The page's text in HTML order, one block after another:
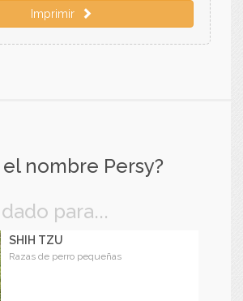
Imprimir
el nombre Persy?
para...
SHIH TZU
Razas de perro pequeñas